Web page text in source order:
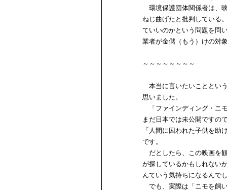
環境保護団体関係者は、
ねじ曲げたと批判している
ていいのかという問題を問
業者が金儲（もう）けの対
～～～～～～～～
本当に言いたいこととい
思いました。
「ファインディング・ニ
まだ日本では未公開ですの
「人間に囚われた子供を
です。
だとしたら、この映画を
が探しているかもしれない
んていう気持ちになるんで
でも、実際は「ニモを飼